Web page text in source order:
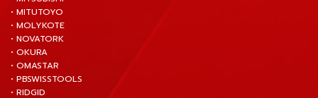
• MITUTOYO
• MOLYKOTE
• NOVATORK
• OKURA
• OMASTAR
• PBSWISSTOOLS
• RIDGID